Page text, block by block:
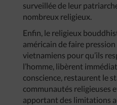
surveillée de leur
nombreux religieux.
Enfin, le religieux
américain de faire
vietnamiens pour qu’ils
l’homme, libèrent
conscience, restaurent le
communautés religieuses
apportant des limitations